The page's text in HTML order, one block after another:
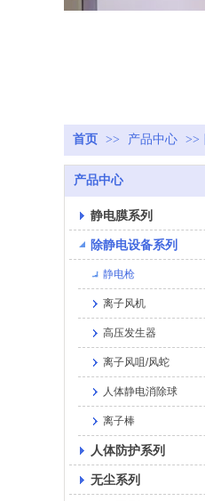
首页 >> 产品中心 >>
产品中心
静电膜系列
除静电设备系列
静电枪
离子风机
高压发生器
离子风咀/风蛇
人体静电消除球
离子棒
人体防护系列
无尘系列